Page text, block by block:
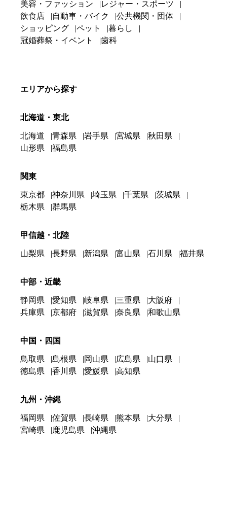
美容・ファッション
レジャー・スポーツ
飲食店
自動車・バイク
公共機関・団体
ショッピング
ペット
暮らし
冠婚葬祭・イベント
歯科
エリアから探す
北海道・東北
北海道 青森県 岩手県 宮城県
秋田県
山形県
福島県
関東
東京都 神奈川県 埼玉県 千葉県
茨城県
栃木県
群馬県
甲信越・北陸
山梨県 長野県 新潟県 富山県 石川県 福井県
中部・近畿
静岡県 愛知県 岐阜県 三重県
大阪府
兵庫県
京都府 滋賀県 奈良県 和歌山県
中国・四国
鳥取県 島根県 岡山県 広島県
山口県
徳島県
香川県 愛媛県 高知県
九州・沖縄
福岡県 佐賀県 長崎県 熊本県
大分県
宮崎県
鹿児島県 沖縄県